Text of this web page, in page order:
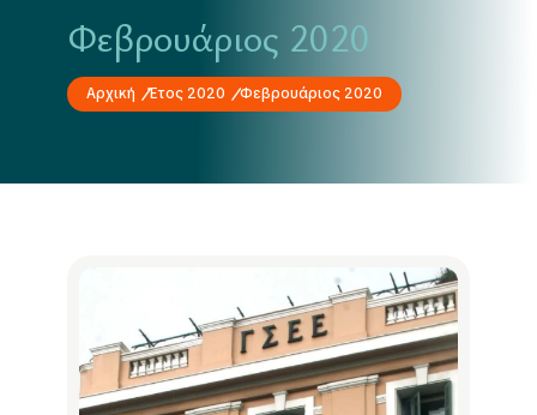
Φεβρουάριος 2020
Αρχική Έτος 2020 Φεβρουάριος 2020